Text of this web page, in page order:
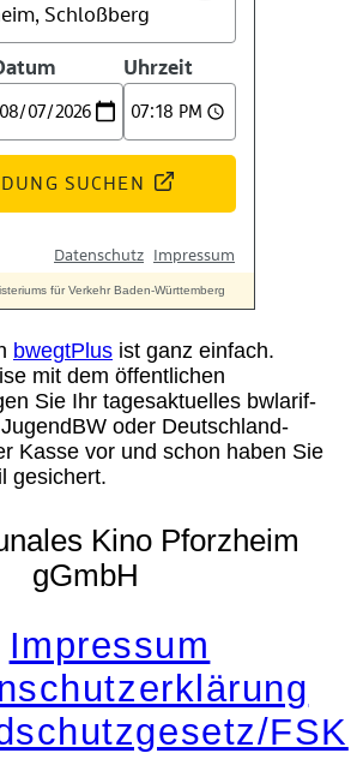
Menü Menü
bwegtPlus ist ganz einfach.
mit dem öffentlichen
Sie Ihr tagesaktuelles bwlarif-
oder Deutschland-
Kasse vor und schon haben Sie
gesichert.
Kino Pforzheim
gGmbH
Impressum
FSK